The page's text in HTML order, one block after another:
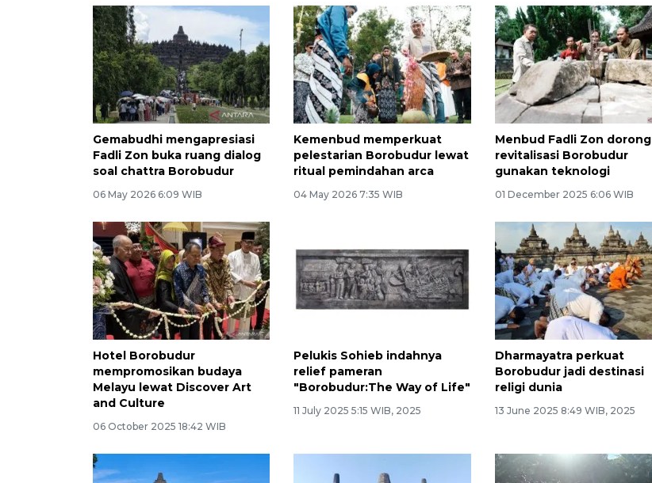
Gemabudhi mengapresiasi
Fadli Zon buka ruang dialog
soal chattra Borobudur
06 May 2026 6:09 WIB
Kemenbud memperkuat
pelestarian Borobudur lewat
ritual pemindahan arca
04 May 2026 7:35 WIB
Menbud Fadli Zon dorong
revitalisasi Borobudur
gunakan teknologi
01 December 2025 6:06 WIB
Hotel Borobudur
mempromosikan budaya
Melayu lewat Discover Art
and Culture
06 October 2025 18:42 WIB
Pelukis Sohieb indahnya
relief pameran
"Borobudur:The Way of Life"
11 July 2025 5:15 WIB, 2025
Dharmayatra perkuat
Borobudur jadi destinasi
religi dunia
13 June 2025 8:49 WIB, 2025
Memberantas kejahatan
jalanan Jakarta